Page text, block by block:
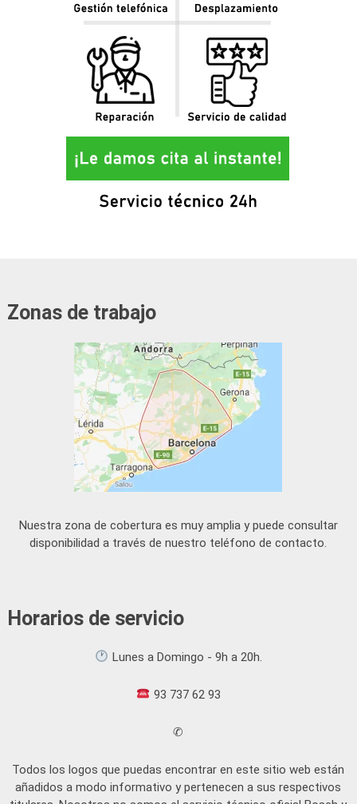
Zonas de trabajo
Nuestra zona de cobertura es muy amplia y puede consultar
disponibilidad a través de nuestro teléfono de contacto.
Horarios de servicio
Lunes a Domingo - 9h a 20h.
93 737 62 93
✆
Todos los logos que puedas encontrar en este sitio web están
añadidos a modo informativo y pertenecen a sus respectivos